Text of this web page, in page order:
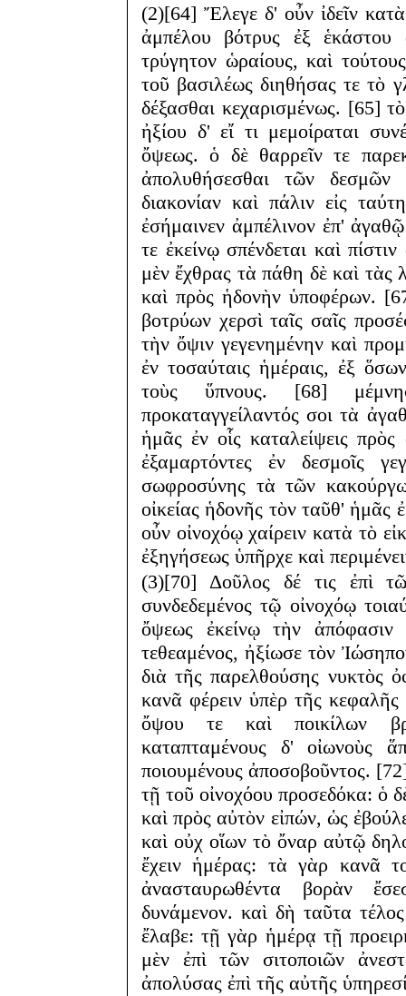
(2)[64] Ἔλεγε δ' οὖν ἰδεῖν
ἀμπέλου βότρυς ἐξ ἑκάστου
τρύγητον ὡραίους, καὶ
τοῦ βασιλέως διηθήσας τε τὸ
δέξασθαι κεχαρισμένως. [65]
ἠξίου δ' εἴ τι μεμοίραται
ὄψεως. ὁ δὲ θαρρεῖν τε
ἀπολυθήσεσθαι τῶν
διακονίαν καὶ πάλιν εἰς
ἐσήμαινεν ἀμπέλινον ἐπ'
τε ἐκείνῳ σπένδεται καὶ
μὲν ἔχθρας τὰ πάθη δὲ καὶ τὰς
καὶ πρὸς ἡδονὴν ὑποφέρων.
βοτρύων χερσὶ ταῖς σαῖς
τὴν ὄψιν γεγενημένην καὶ
ἐν τοσαύταις ἡμέραις, ἐξ
τοὺς ὕπνους. [68]
προκαταγγείλαντός σοι τὰ
ἡμᾶς ἐν οἷς καταλείψεις
ἐξαμαρτόντες ἐν δεσμοῖς
σωφροσύνης τὰ τῶν
οἰκείας ἡδονῆς τὸν ταῦθ' ἡμᾶς
οὖν οἰνοχόῳ χαίρειν κατὰ τὸ
ἐξηγήσεως ὑπῆρχε καὶ
(3)[70] Δοῦλος δέ τις ἐπὶ
συνδεδεμένος τῷ οἰνοχόῳ
ὄψεως ἐκείνῳ τὴν
τεθεαμένος, ἠξίωσε τὸν
διὰ τῆς παρελθούσης νυκτὸς
κανᾶ φέρειν ὑπὲρ τῆς
ὄψου τε καὶ ποικίλων
καταπταμένους δ' οἰωνοὺς
ποιουμένους ἀποσοβοῦντος.
τῇ τοῦ οἰνοχόου προσεδόκα: ὁ
καὶ πρὸς αὐτὸν εἰπών, ὡς
καὶ οὐχ οἵων τὸ ὄναρ αὐτῷ
ἔχειν ἡμέρας: τὰ γὰρ κανᾶ
ἀνασταυρωθέντα βορὰν
δυνάμενον. καὶ δὴ ταῦτα
ἔλαβε: τῇ γὰρ ἡμέρᾳ τῇ
μὲν ἐπὶ τῶν σιτοποιῶν
ἀπολύσας ἐπὶ τῆς αὐτῆς